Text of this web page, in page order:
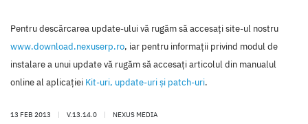
Pentru descărcarea update-ului vă rugăm să accesaţi site-ul nostru
www.download.nexuserp.ro, iar pentru informaţii privind modul de
instalare a unui update vă rugăm să accesaţi articolul din manualul
online al aplicaţiei Kit-uri, update-uri şi patch-uri.
13 FEB 2013 | V.13.14.0 | NEXUS MEDIA